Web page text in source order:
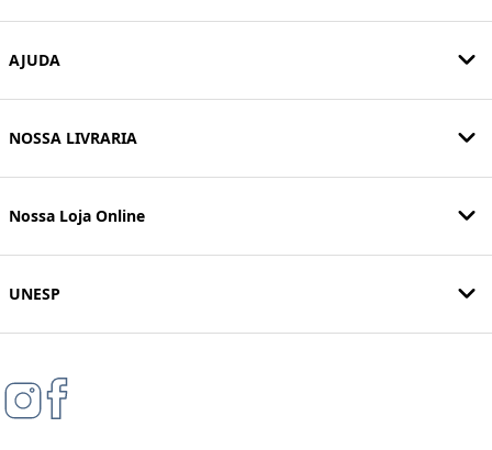
AJUDA
NOSSA LIVRARIA
Nossa Loja Online
UNESP